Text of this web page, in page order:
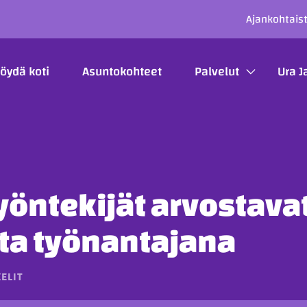
koti Asuntokohteet Palvelut Ura
työnantajana